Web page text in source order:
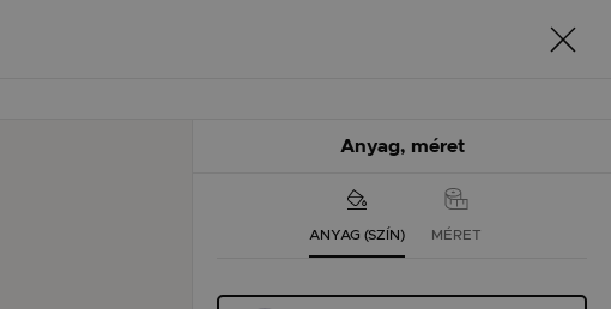
Anyag, méret
ANYAG (SZÍN) MÉRET